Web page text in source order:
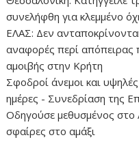
συνελήφθη για κλεμμένο
ΕΛΑΣ: Δεν
αναφορές περί απόπειρας
αμοιβής στην Κρήτη
Σφοδροί άνεμοι και
ημέρες - Συνεδρίαση της
Οδηγούσε μεθυσμένος στο
σφαίρες στο αμάξι